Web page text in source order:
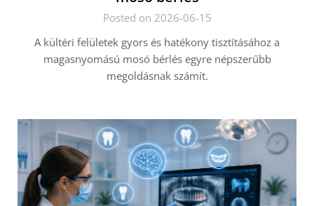
Posted on 2026-06-15
A kültéri felületek gyors és hatékony tisztításához a
magasnyomású mosó bérlés egyre népszerűbb
megoldásnak számít.